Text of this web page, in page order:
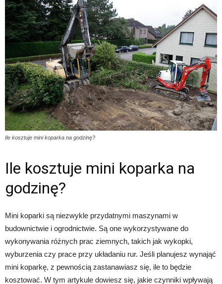
Ile kosztuje mini koparka na godzinę?
Ile kosztuje mini koparka na
godzinę?
Mini koparki są niezwykle przydatnymi maszynami w
budownictwie i ogrodnictwie. Są one wykorzystywane do
wykonywania różnych prac ziemnych, takich jak wykopki,
wyburzenia czy prace przy układaniu rur. Jeśli planujesz wynająć
mini koparkę, z pewnością zastanawiasz się, ile to będzie
kosztować. W tym artykule dowiesz się, jakie czynniki wpływają